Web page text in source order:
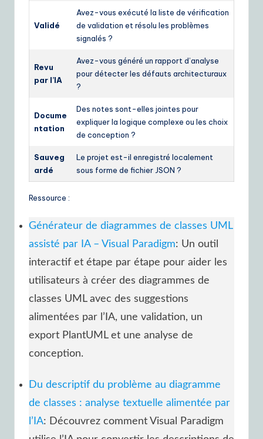
Validé
Avez-vous exécuté la liste de vérification
de validation et résolu les problèmes
signalés ?
Revu
par l’IA
Avez-vous généré un rapport d’analyse
pour détecter les défauts architecturaux
?
Docume
ntation
Des notes sont-elles jointes pour
expliquer la logique complexe ou les choix
de conception ?
Sauveg
ardé
Le projet est-il enregistré localement
sous forme de fichier JSON ?
Ressource :
Générateur de diagrammes de classes UML
assisté par IA – Visual Paradigm: Un outil
interactif et étape par étape pour aider les
utilisateurs à créer des diagrammes de
classes UML avec des suggestions
alimentées par l’IA, une validation, un
export PlantUML et une analyse de
conception.
Du descriptif du problème au diagramme
de classes : analyse textuelle alimentée par
l’IA: Découvrez comment Visual Paradigm